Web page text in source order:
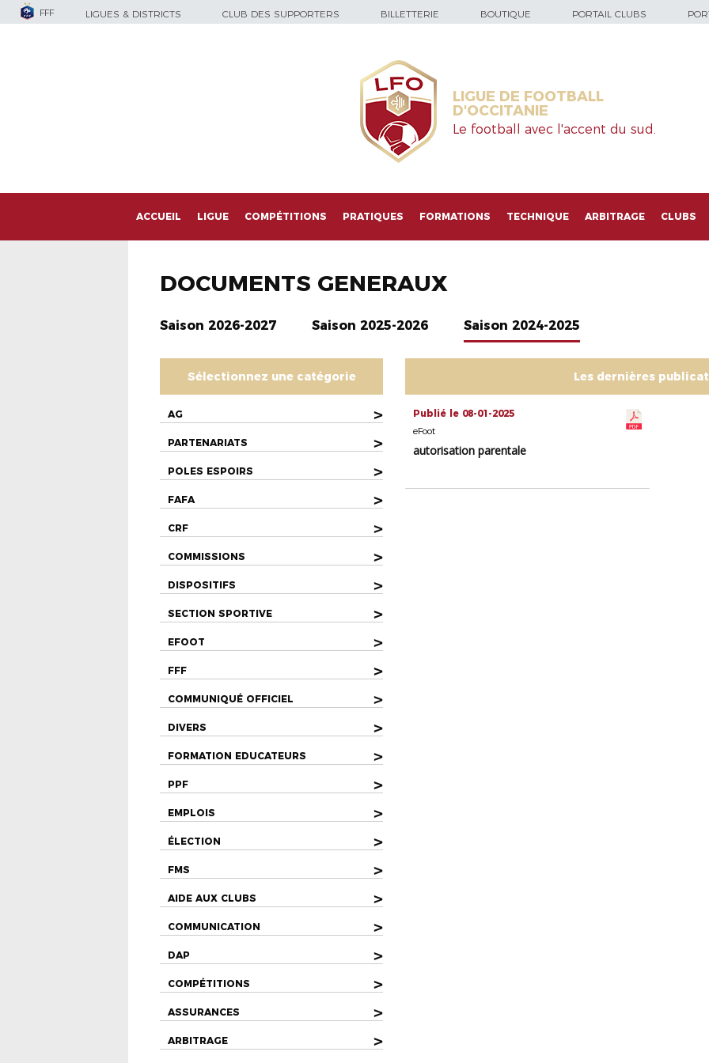
FFF LIGUES & DISTRICTS CLUB DES SUPPORTERS BILLETTERIE BOUTIQUE PORTAIL CLUBS
LIGUE DE FOOTBALL
D'OCCITANIE
Le football avec l'accent du sud.
ACCUEIL LIGUE COMPÉTITIONS PRATIQUES FORMATIONS TECHNIQUE ARBITRAGE CLUBS
DOCUMENTS GENERAUX
Saison 2026-2027 Saison 2025-2026 Saison 2024-2025
Sélectionnez une catégorie
AG >
PARTENARIATS >
POLES ESPOIRS >
FAFA >
CRF >
COMMISSIONS >
DISPOSITIFS >
SECTION SPORTIVE >
EFOOT >
FFF >
COMMUNIQUÉ OFFICIEL >
DIVERS >
FORMATION EDUCATEURS >
PPF >
EMPLOIS >
ÉLECTION >
FMS >
AIDE AUX CLUBS >
COMMUNICATION >
DAP >
COMPÉTITIONS >
ASSURANCES >
ARBITRAGE
>
Les dernières
Publié le 08-01-2025
eFoot
autorisation parentale